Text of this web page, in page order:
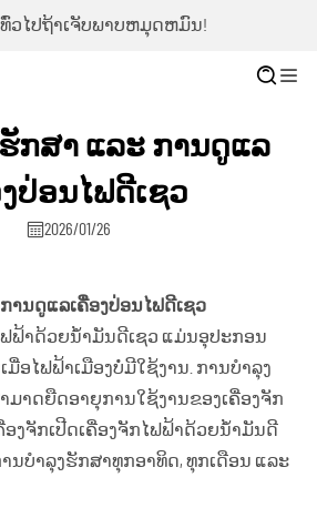
ວໄປຖ້າເຈັບພາບຫມຸດຫມົນ!
ກສາ ແລະ ການດູແລ
ປ່ອນໄຟດີເຊວ
2026/01/26
ານດູແລເຄື່ອງປ່ອນໄຟດີເຊວ
ຟຟ້າດ້ວຍນ້ຳມັນດີເຊວ ແມ່ນອຸປະກອນ
ອໄຟຟ້າເມືອງບໍ່ມີໃຊ້ງານ. ການບໍາລຸງ
ມາດຍືດອາຍຸການໃຊ້ງານຂອງເຄື່ອງຈັກ
ອງຈັກເປີດເຄື່ອງຈັກໄຟຟ້າດ້ວຍນ້ຳມັນດີ
ນບໍາລຸງຮັກສາທຸກອາທິດ, ທຸກເດືອນ ແລະ